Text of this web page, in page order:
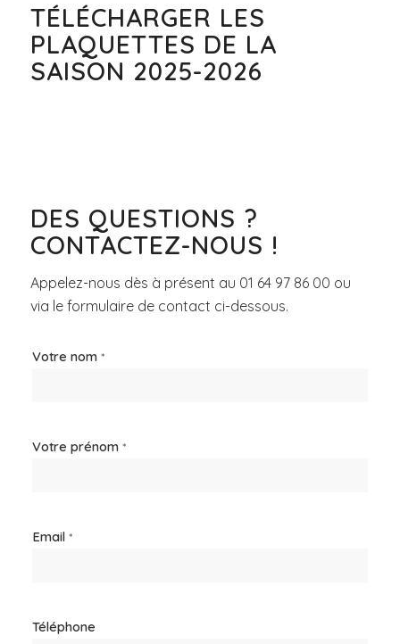
TÉLÉCHARGER LES
PLAQUETTES DE LA
SAISON 2025-2026
DES QUESTIONS ?
CONTACTEZ-NOUS !
Appelez-nous dès à présent au 01 64 97 86 00 ou
via le formulaire de contact ci-dessous.
Votre nom *
Votre prénom *
Email *
Téléphone